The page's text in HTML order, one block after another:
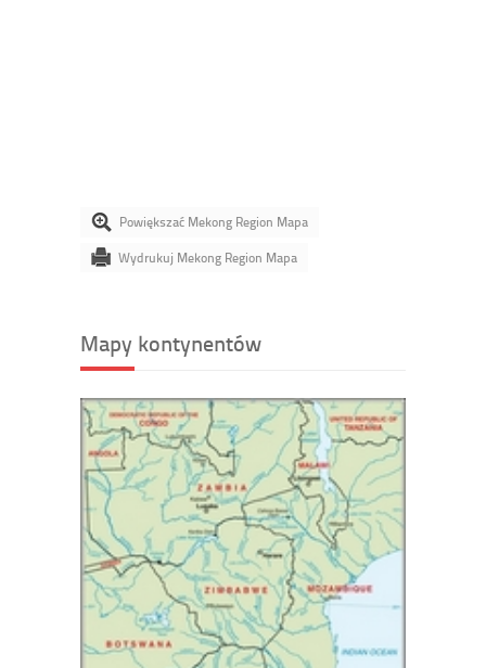
Powiększać Mekong Region Mapa
Wydrukuj Mekong Region Mapa
Mapy kontynentów